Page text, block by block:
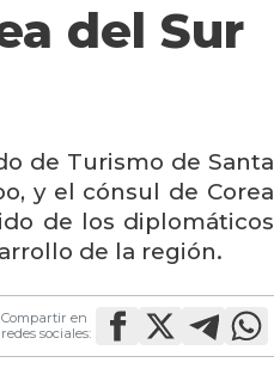
del Sur
de Turismo de Santa
y el cónsul de Corea
de los diplomáticos
de la región.
Compartir en
redes sociales: